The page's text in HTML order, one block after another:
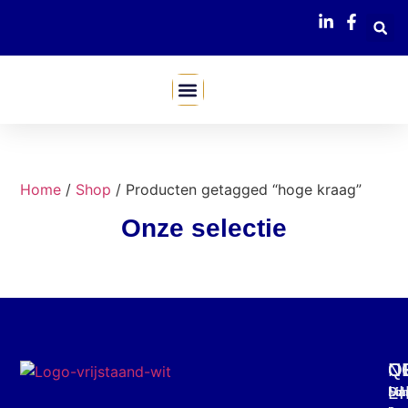
Home / Shop / Producten getagged “hoge kraag”
Onze selectie